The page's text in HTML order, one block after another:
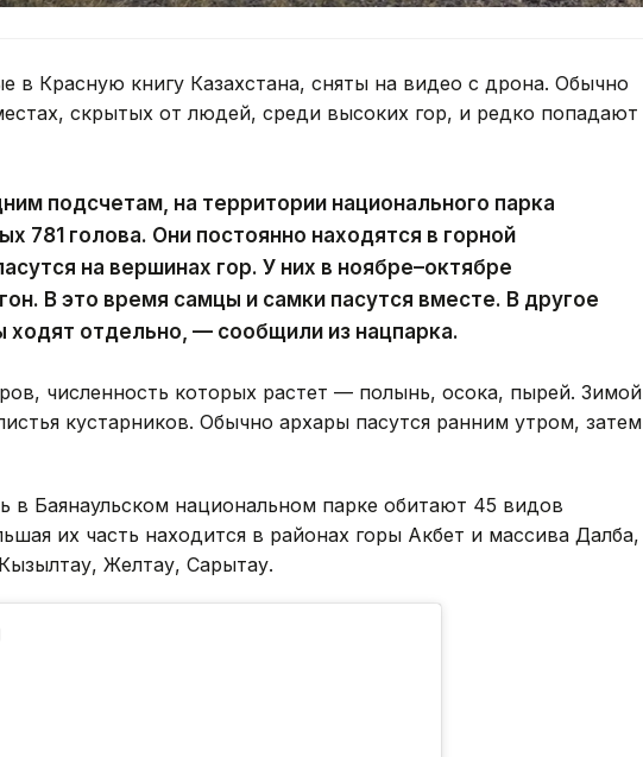
в Красную книгу Казахстана, сняты на видео с дрона. Обычно
скрытых от людей, среди высоких гор, и редко попадают
подсчетам, на территории национального парка
781 голова. Они постоянно находятся в горной
на вершинах гор. У них в ноябре–октябре
В это время самцы и самки пасутся вместе. В другое
ходят отдельно, — сообщили из нацпарка.
численность которых растет — полынь, осока, пырей. Зимой
кустарников. Обычно архары пасутся ранним утром, затем
в Баянаульском национальном парке обитают 45 видов
их часть находится в районах горы Акбет и массива Далба,
Желтау, Сарытау.